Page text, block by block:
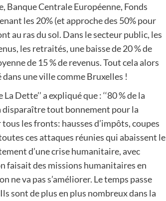
Banque Centrale Européenne, Fonds
les 20% (et approche des 50% pour
au ras du sol. Dans le secteur public, les
les retraités, une baisse de 20 % de
de 15 % de revenus. Tout cela alors
une ville comme Bruxelles !
Dette’’ a expliqué que : ‘‘80 % de la
disparaître tout bonnement pour la
les fronts: hausses d’impôts, coupes
ces attaques réunies qui abaissent le
d’une crise humanitaire, avec
faisait des missions humanitaires en
ne va pas s’améliorer. Le temps passe
sont de plus en plus nombreux dans la